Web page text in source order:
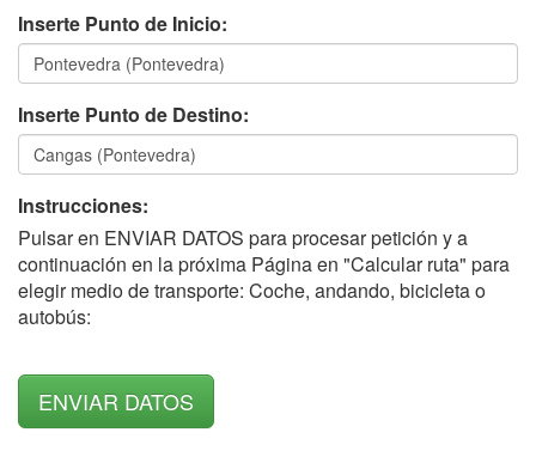
Inserte Punto de Inicio:
Inserte Punto de Destino:
Instrucciones:
Pulsar en ENVIAR DATOS para procesar petición y a
continuación en la próxima Página en "Calcular ruta" para
elegir medio de transporte: Coche, andando, bicicleta o
autobús: